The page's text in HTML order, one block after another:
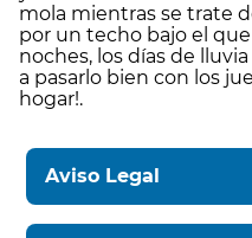
mola mientras se trate
por un techo bajo el
noches, los días de
a pasarlo bien con los
hogar!.
Aviso Legal